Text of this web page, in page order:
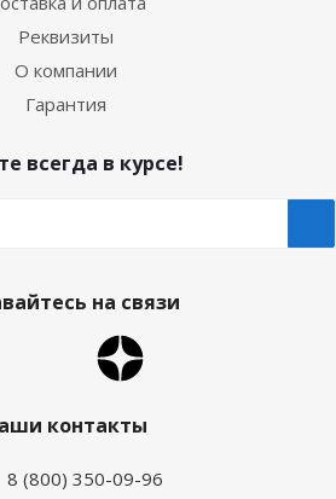
Реквизиты
О компании
Гарантия
всегда в курсе!
на связи
контакты
8 (800) 350-09-96